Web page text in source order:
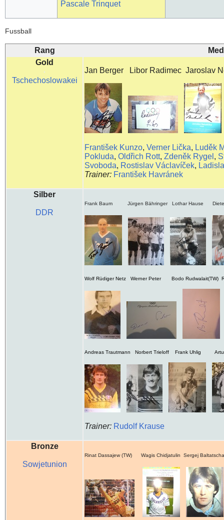
Pascale Trinquet
Fussball
Rang
Gold
Tschechoslowakei
Jan Berger Libor Radimec Jaroslav
František Kunzo, Verner Lička, Luděk
Pokluda, Oldřich Rott, Zdeněk Rygel ,
Svoboda, Rostislav Václavíček,
Trainer: František Havránek
Silber
DDR
Frank Baum Jürgen Bähringer Lothar Hause
Wolf Rüdiger Netz Werner Peter Bodo Rudwalait(TW)
Andreas Trautmann Norbert Trieloff Frank Uhlig Artur
Trainer: Rudolf Krause
Bronze
Sowjetunion
Rinat Dassajew (TW) Wagis Chidjatulin Sergej